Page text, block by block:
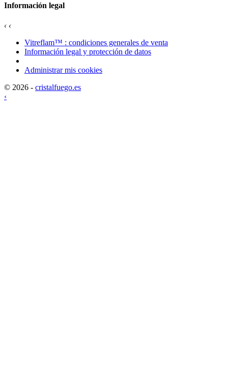
Información legal
‹ ‹
Vitreflam™ : condiciones generales de venta
Información legal y protección de datos
Administrar mis cookies
© 2026 - cristalfuego.es
‹